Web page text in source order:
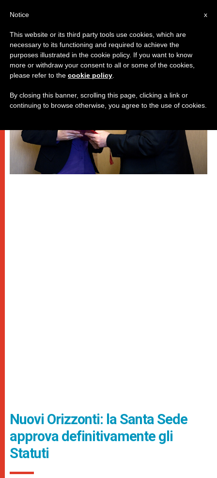
DICASTERI
Nuovi Orizzonti: la Santa Sede
approva definitivamente gli
Statuti
x
Notice
This website or its third party tools use cookies, which are
necessary to its functioning and required to achieve the
purposes illustrated in the cookie policy. If you want to know
more or withdraw your consent to all or some of the cookies,
please refer to the cookie policy
By closing this banner, scrolling this page, clicking a link or
continuing to browse otherwise, you agree to the use of cookies.